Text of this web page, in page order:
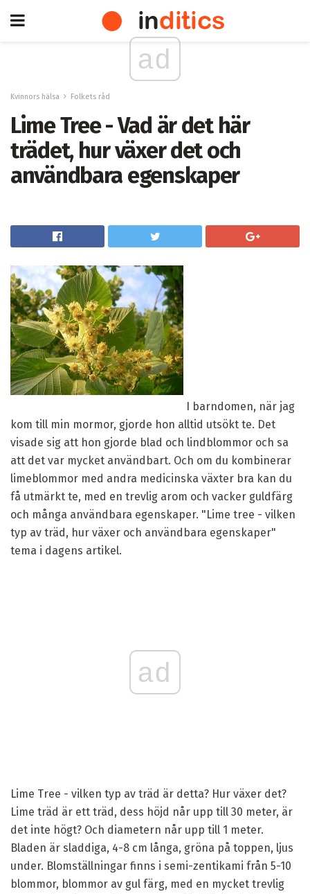
ad
Kvinnors hälsa Folkets råd
Lime Tree - Vad är det här
trädet, hur växer det och
användbara egenskaper
I barndomen, när jag
kom till min mormor, gjorde hon alltid utsökt te. Det
visade sig att hon gjorde blad och lindblommor och sa
att det var mycket användbart. Och om du kombinerar
limeblommor med andra medicinska växter bra kan du
få utmärkt te, med en trevlig arom och vacker guldfärg
och många användbara egenskaper. "Lime tree - vilken
typ av träd, hur växer och användbara egenskaper"
tema i dagens artikel.
ad
Lime Tree - vilken typ av träd är detta? Hur växer det?
Lime träd är ett träd, dess höjd når upp till 30 meter, är
det inte högt? Och diametern når upp till 1 meter.
Bladen är sladdiga, 4-8 cm långa, gröna på toppen, ljus
under. Blomställningar finns i semi-zentikami från 5-10
blommor, blommor av gul färg, med en mycket trevlig